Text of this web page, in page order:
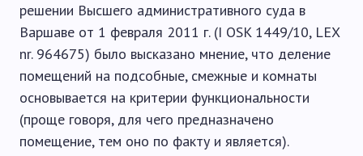
решении Высшего административного суда в
Варшаве от 1 февраля 2011 г. (I OSK 1449/10, LEX
nr. 964675) было высказано мнение, что деление
помещений на подсобные, смежные и комнаты
основывается на критерии функциональности
(проще говоря, для чего предназначено
помещение, тем оно по факту и является).